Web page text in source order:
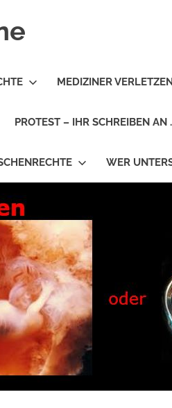
MEDIZINER
PROTEST – IHR SCHREIBEN AN
WER